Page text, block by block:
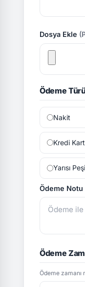
Dosya Ekle
Ödeme
Nakit
Kredi
Yarısı
Ödeme Notu
Ödeme
Ödeme zamanı